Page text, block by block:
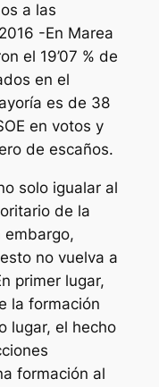
a las
-En Marea
el 19’07 % de
en el
es de 38
en votos y
de escaños.
solo igualar al
de la
embargo,
no vuelva a
primer lugar,
la formación
lugar, el hecho
formación al